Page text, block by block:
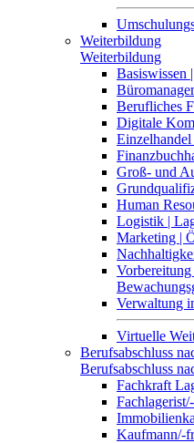
Weiterbildung
Weiterbildung
Basiswissen
Berufliches
Digitale
Groß- und
Human
Logistik |
Marketing |
Verwaltung
Virtuelle
Berufsabschluss
Berufsabschluss
Fachkraft
Kaufmann/-